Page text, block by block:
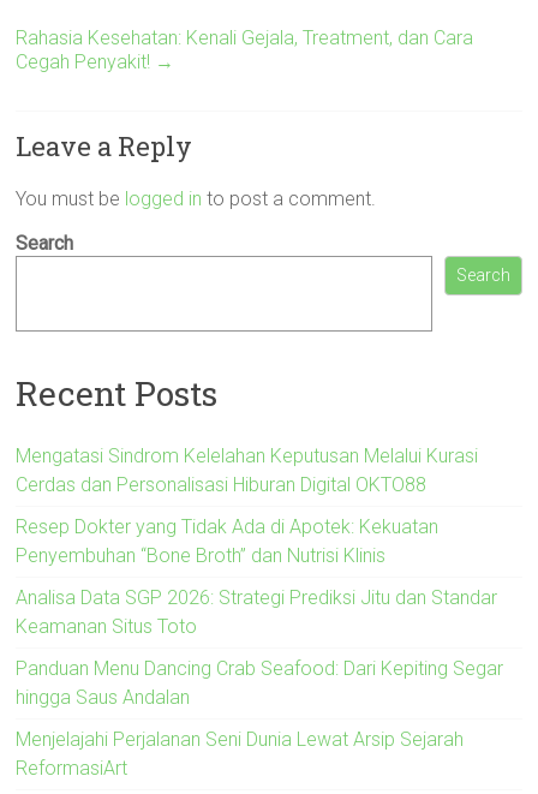
Rahasia Kesehatan: Kenali Gejala, Treatment, dan Cara
Cegah Penyakit! →
Leave a Reply
You must be logged in to post a comment.
Search
Search
Recent Posts
Mengatasi Sindrom Kelelahan Keputusan Melalui Kurasi
Cerdas dan Personalisasi Hiburan Digital OKTO88
Resep Dokter yang Tidak Ada di Apotek: Kekuatan
Penyembuhan “Bone Broth” dan Nutrisi Klinis
Analisa Data SGP 2026: Strategi Prediksi Jitu dan Standar
Keamanan Situs Toto
Panduan Menu Dancing Crab Seafood: Dari Kepiting Segar
hingga Saus Andalan
Menjelajahi Perjalanan Seni Dunia Lewat Arsip Sejarah
ReformasiArt